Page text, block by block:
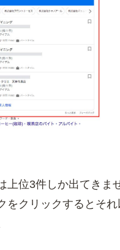
上位3件しか出てきま
をクリックするとそれ